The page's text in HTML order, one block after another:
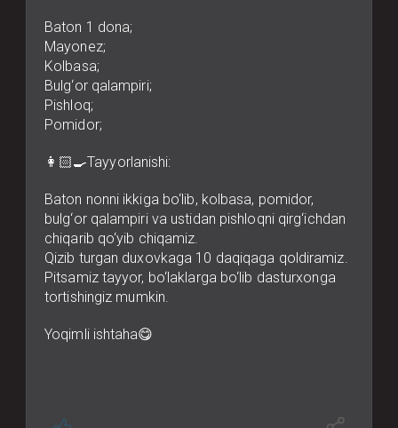
Baton 1 dona;
Mayonez;
Kolbasa;
Bulg‘or qalampiri;
Pishloq;
Pomidor;
👩🏻‍🍳Tayyorlanishi:
Baton nonni ikkiga bo‘lib, kolbasa, pomidor,
bulg‘or qalampiri va ustidan pishloqni qirg‘ichdan
chiqarib qo‘yib chiqamiz.
Qizib turgan duxovkaga 10 daqiqaga qoldiramiz.
Pitsamiz tayyor, bo‘laklarga bo‘lib dasturxonga
tortishingiz mumkin.
Yoqimli ishtaha😋